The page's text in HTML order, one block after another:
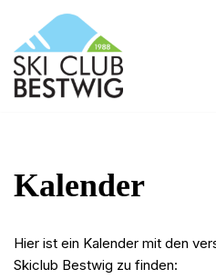
Zum
Inhalt
springen
Kalender
Hier ist ein Kalender mit den
Skiclub Bestwig zu finden: